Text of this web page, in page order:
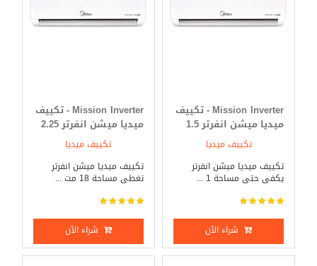
Mission Inverter - تكييف
ميديا ميشن انفرتر 1.5
حصان بارد _ ساخن
تكييف ميديا
تكييف ميديا ميشن انفرتر
يكفى حتى مساحة 1 ...
شراء الآن
Mission Inverter - تكييف
ميديا ميشن انفرتر 2.25
حصان بارد _ ساخن
تكييف ميديا
تكييف ميديا ميشن انفرتر
تغطى مساحة 18 مت ...
شراء الآن